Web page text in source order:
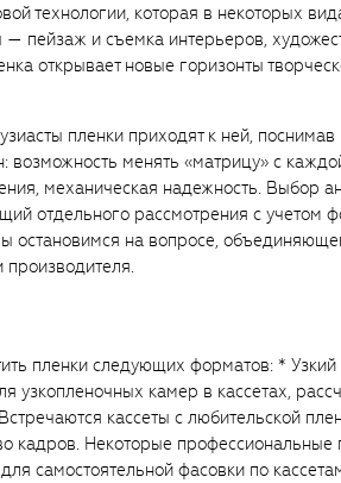
технологии, которая в некоторых
пейзаж и съемка интерьеров,
открывает новые горизонты
пленки приходят к ней, поснимав
возможность менять «матрицу» с
механическая надежность. Выбор
отдельного рассмотрения с учетом
остановимся на вопросе,
пленки следующих форматов: *
узкопленочных камер в кассетах,
кассеты с любительской
кадров. Некоторые профессиональные
самостоятельной фасовки по